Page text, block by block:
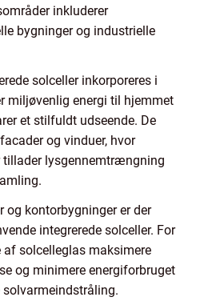
inkluderer
bygninger og industrielle
solceller inkorporeres i
miljøvenlig energi til hjemmet
et stilfuldt udseende. De
og vinduer, hvor
tillader lysgennemtrængning
og kontorbygninger er der
integrerede solceller. For
solcelleglas maksimere
og minimere energiforbruget